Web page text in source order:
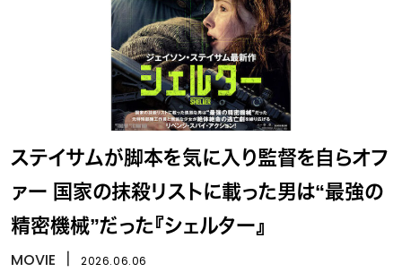
ステイサムが脚本を気に入り監督を自らオフ
ァー 国家の抹殺リストに載った男は“最強の
精密機械”だった『シェルター』
MOVIE 2026.06.06